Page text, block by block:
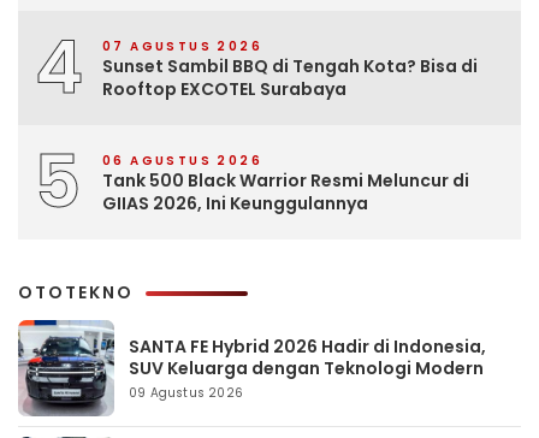
4 07 AGUSTUS 2026
Sunset Sambil BBQ di Tengah Kota? Bisa di
Rooftop EXCOTEL Surabaya
5 06 AGUSTUS 2026
Tank 500 Black Warrior Resmi Meluncur di
GIIAS 2026, Ini Keunggulannya
OTOTEKNO
SANTA FE Hybrid 2026 Hadir di Indonesia,
SUV Keluarga dengan Teknologi Modern
09 Agustus 2026